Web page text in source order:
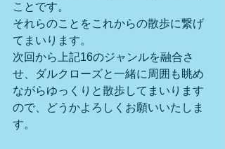
ことです。
それらのことをこれからの散歩に繋げ
てまいります。
次回から上記16のジャンルを融合さ
せ、ダルクローズと一緒に周囲も眺め
ながらゆっくりと散歩してまいります
ので、どうかよろしくお願いいたしま
す。